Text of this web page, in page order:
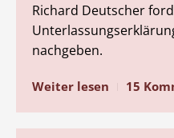
Richard Deutscher
nachgeben.
Weiter lesen 15